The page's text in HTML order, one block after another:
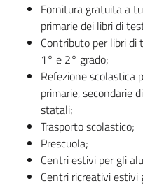
Fornitura gratuita a
primarie dei libri di
Contributo per libri di
1° e 2° grado;
Refezione scolastica
primarie, secondarie
statali;
Trasporto scolastico;
Prescuola;
Centri estivi per gli
Centri ricreativi